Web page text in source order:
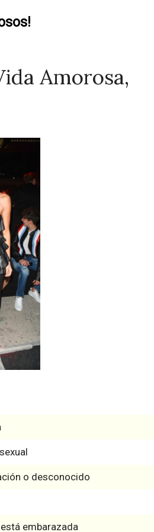
Amorosa,
o desconocido
embarazada